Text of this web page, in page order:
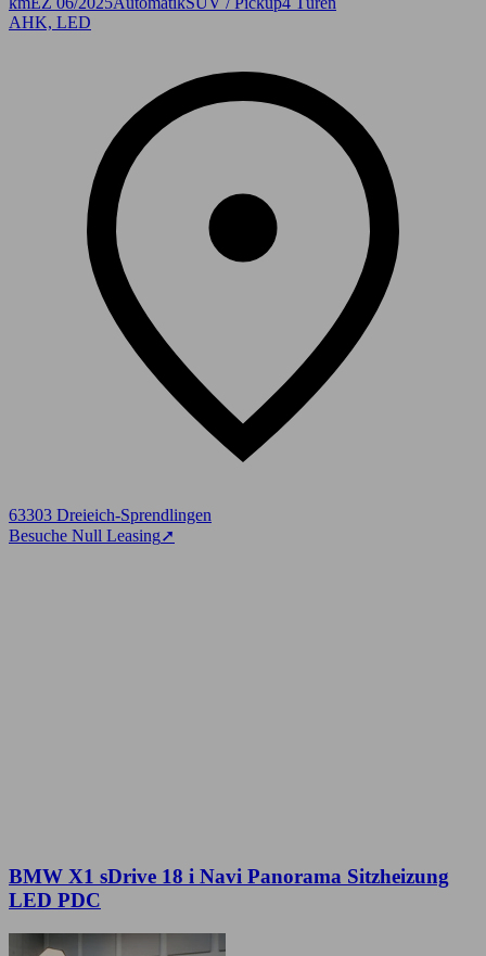
AHK, LED
63303 Dreieich-Sprendlingen
Besuche Null Leasing➚
BMW X1 sDrive 18 i Navi Panorama Sitzheizung
LED PDC